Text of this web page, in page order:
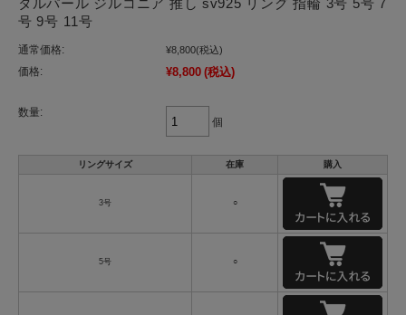
タルパール ジルコニア 推し sv925 リング 指輪 3号 5号 7
号 9号 11号
通常価格: ¥8,800(税込)
価格: ¥8,800 (税込)
数量:
個
リングサイズ 在庫 購入
3号 ○
5号 ○